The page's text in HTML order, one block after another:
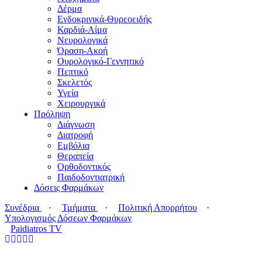
Δέρμα
Ενδοκρινικά-Θυρεοειδής
Καρδιά-Αίμα
Νευρολογικά
Όραση-Ακοή
Ουρολογικό-Γεννητικό
Πεπτικό
Σκελετός
Υγεία
Χειρουργικά
Πρόληψη
Διάγνωση
Διατροφή
Εμβόλια
Θεραπεία
Ορθοδοντικός
Παιδοδοντιατρική
Δόσεις Φαρμάκων
Συνέδρια
· Τμήματα · Πολιτική Απορρήτου
·
Υπολογισμός Δόσεων Φαρμάκων
Paidiatros TV